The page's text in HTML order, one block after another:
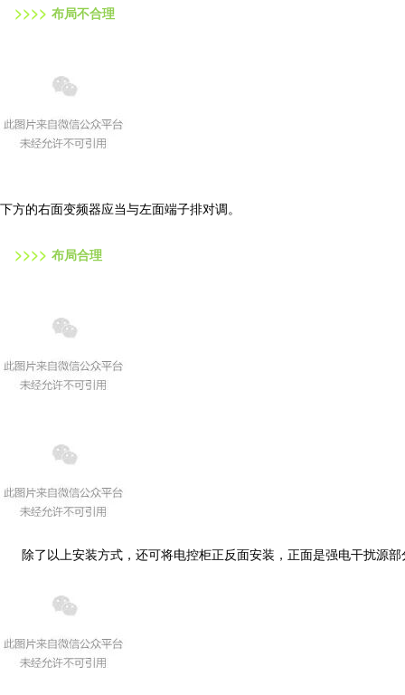
>>>> 布局不合理
下方的右面变频器应当与左面端子排对调。
>>>> 布局合理
除了以上安装方式，还可将电控柜正反面安装，正面是强电干扰源